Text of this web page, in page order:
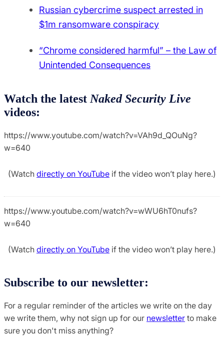
Russian cybercrime suspect arrested in
$1m ransomware conspiracy
“Chrome considered harmful” – the Law of
Unintended Consequences
Watch the latest Naked Security Live
videos:
https://www.youtube.com/watch?v=VAh9d_QOuNg?
w=640
(Watch directly on YouTube if the video won’t play here.)
https://www.youtube.com/watch?v=wWU6hT0nufs?
w=640
(Watch directly on YouTube if the video won’t play here.)
Subscribe to our newsletter:
For a regular reminder of the articles we write on the day
we write them, why not sign up for our newsletter to make
sure you don't miss anything?